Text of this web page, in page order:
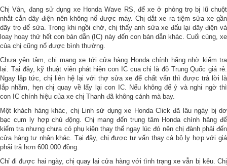
Chị Vân, đang sử dụng xe Honda Wave RS, để xe ở phòng trọ bị lũ chuột
nhắt cắn dây điện nên không nổ được máy. Chị dắt xe ra tiệm sửa xe gần
dãy trọ để sửa. Trong khi ngồi chờ, chị thấy anh sửa xe đấu lại dây điện và
loay hoay thử hết con bán dẫn (IC) này đến con bán dẫn khác. Cuối cùng, xe
của chị cũng nổ được bình thường.
Chưa yên tâm, chị mang xe tới cửa hàng Honda chính hãng nhờ kiểm tra
lại. Tại đây, kỹ thuật viên phát hiện con IC cua chị là đồ Trung Quốc giá rẻ.
Ngay lập tức, chị liên hệ lại với thợ sửa xe để chất vấn thì được trả lời là
lắp nhầm, hẹn chị quay về lấy lại con IC. Nếu không để ý và nghi ngờ thì
con IC chính hiệu của xe chị Thanh đã không cánh mà bay.
Một khách hàng khác, chị Linh sử dụng xe Honda Click đã lâu ngày bị dơ
bạc cụm ly hợp chủ động. Chị mang đến trung tâm Honda chính hãng để
kiểm tra nhưng chưa có phụ kiện thay thế ngay lúc đó nên chị đành phải đến
cửa hàng tư nhân khác. Tại đây, chị được tư vấn thay cả bộ ly hợp với giá
phải trả hơn 600.000 đồng.
Chỉ đi được hai ngày, chị quay lại cửa hàng với tình trạng xe vẫn bị kêu. Chị